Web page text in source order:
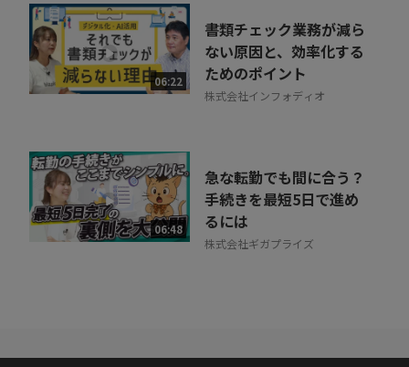
06:22
書類チェック業務が減ら
ない原因と、効率化する
ためのポイント
株式会社インフォディオ
06:48
急な転勤でも間に合う？
手続きを最短5日で進め
るには
株式会社ギガプライズ